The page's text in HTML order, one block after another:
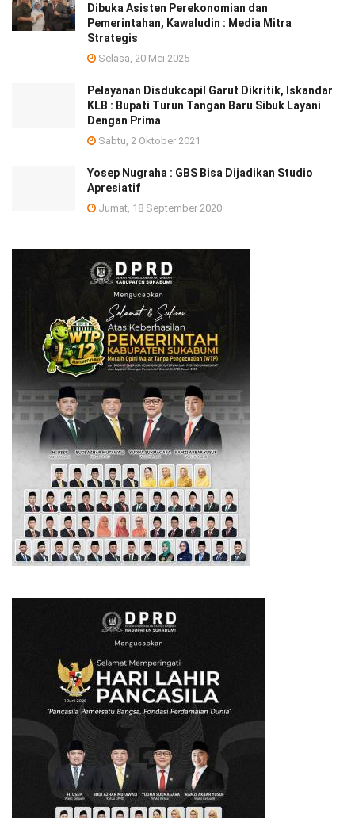
Dibuka Asisten Perekonomian dan
Pemerintahan, Kawaludin : Media Mitra
Strategis
Selasa, 20 Mei 2025
Pelayanan Disdukcapil Garut Dikritik, Iskandar
KLB : Bupati Turun Tangan Baru Sibuk Layani
Dengan Prima
Sabtu, 2 Oktober 2021
Yosep Nugraha : GBS Bisa Dijadikan Studio
Apresiatif
Jumat, 18 September 2020